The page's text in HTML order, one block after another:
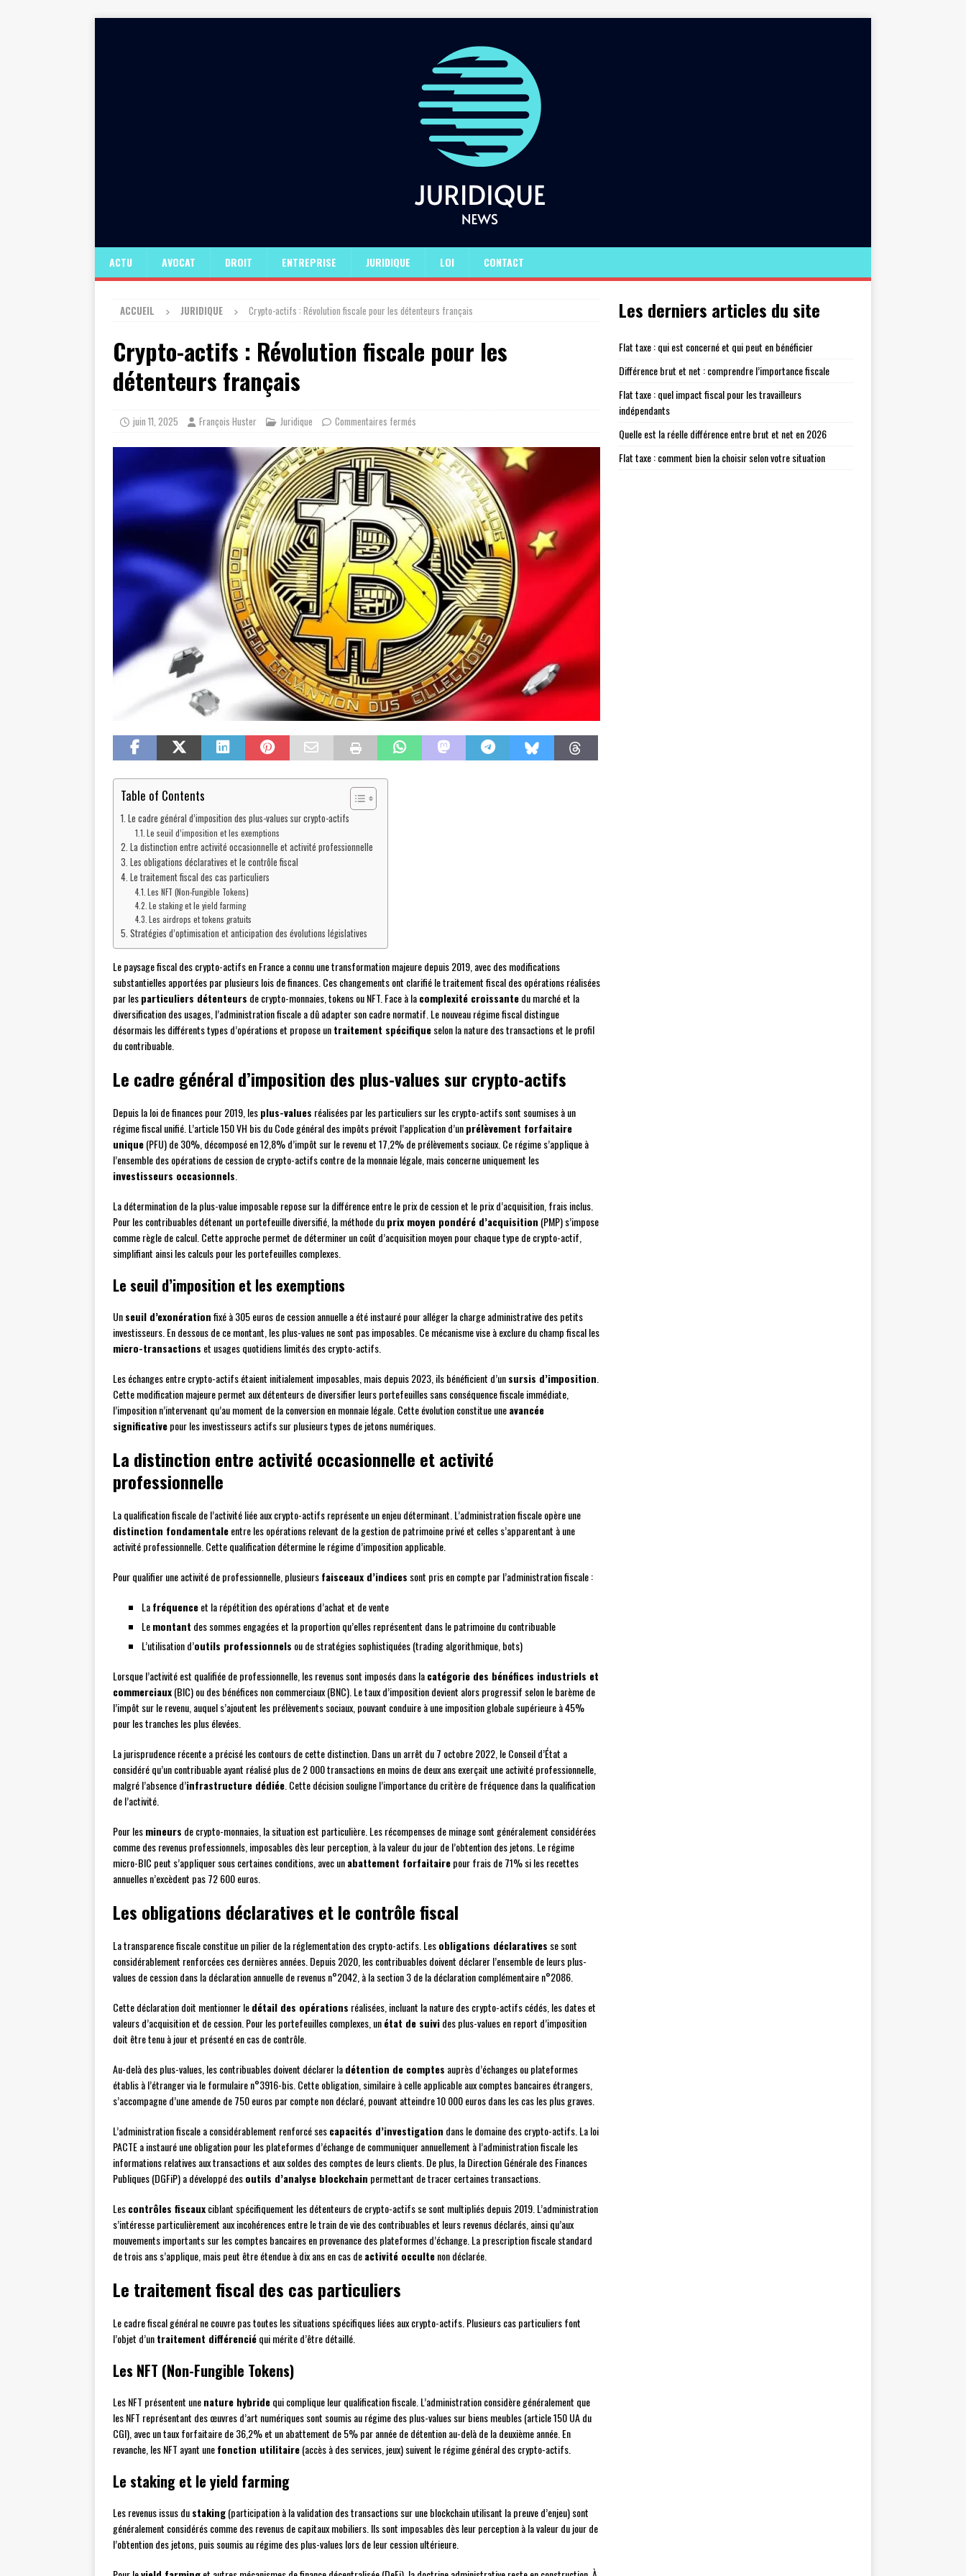
ACTU AVOCAT DROIT ENTREPRISE JURIDIQUE LOI CONTACT
ACCUEIL JURIDIQUE Crypto-actifs : Révolution fiscale pour les détenteurs français
Crypto-actifs : Révolution fiscale pour les
détenteurs français
juin 11, 2025 François Huster Juridique Commentaires fermés
Table of Contents
Le cadre général d’imposition des plus-values sur crypto-actifs
Le seuil d’imposition et les exemptions
La distinction entre activité occasionnelle et activité professionnelle
Les obligations déclaratives et le contrôle fiscal
Le traitement fiscal des cas particuliers
Les NFT (Non-Fungible Tokens)
Le staking et le yield farming
Les airdrops et tokens gratuits
Stratégies d’optimisation et anticipation des évolutions législatives
Le paysage fiscal des crypto-actifs en France a connu une transformation majeure depuis 2019, avec des modifications
substantielles apportées par plusieurs lois de finances. Ces changements ont clarifié le traitement fiscal des opérations réalisées
par lesparticuliers détenteurs de crypto-monnaies, tokens ou NFT. Face à lacomplexité croissantedu marché et la
diversification des usages, l’administration fiscale a dû adapter son cadre normatif. Le nouveau régime fiscal distingue
désormais les différents types d’opérations et propose untraitement spécifiqueselon la nature des transactions et le profil
du contribuable.
Le cadre général d’imposition des plus-values sur crypto-actifs
Depuis la loi de finances pour 2019, lesplus-values réalisées par les particuliers sur les crypto-actifs sont soumises à un
régime fiscal unifié. L’article 150 VH bis du Code général des impôts prévoit l’application d’unprélèvement forfaitaire
unique(PFU) de 30%, décomposé en 12,8% d’impôt sur le revenu et 17,2% de prélèvements sociaux. Ce régime s’applique à
l’ensemble des opérations de cession de crypto-actifs contre de la monnaie légale, mais concerne uniquement les
investisseurs occasionnels
La détermination de la plus-value imposable repose sur la différence entre le prix de cession et le prix d’acquisition, frais inclus.
Pour les contribuables détenant un portefeuille diversifié, la méthode duprix moyen pondéré d’acquisition (PMP) s’impose
comme règle de calcul. Cette approche permet de déterminer un coût d’acquisition moyen pour chaque type de crypto-actif,
simplifiant ainsi les calculs pour les portefeuilles complexes.
Le seuil d’imposition et les exemptions
Unseuil d’exonérationfixé à 305 euros de cession annuelle a été instauré pour alléger la charge administrative des petits
investisseurs. En dessous de ce montant, les plus-values ne sont pas imposables. Ce mécanisme vise à exclure du champ fiscal les
micro-transactions et usages quotidiens limités des crypto-actifs.
Les échanges entre crypto-actifs étaient initialement imposables, mais depuis 2023, ils bénéficient d’unsursis d’imposition
Cette modification majeure permet aux détenteurs de diversifier leurs portefeuilles sans conséquence fiscale immédiate,
l’imposition n’intervenant qu’au moment de la conversion en monnaie légale. Cette évolution constitue uneavancée
significativepour les investisseurs actifs sur plusieurs types de jetons numériques.
La distinction entre activité occasionnelle et activité
professionnelle
La qualification fiscale de l’activité liée aux crypto-actifs représente un enjeu déterminant. L’administration fiscale opère une
distinction fondamentaleentre les opérations relevant de la gestion de patrimoine privé et celles s’apparentant à une
activité professionnelle. Cette qualification détermine le régime d’imposition applicable.
Pour qualifier une activité de professionnelle, plusieursfaisceaux d’indices sont pris en compte par l’administration fiscale :
Lafréquenceet la répétition des opérations d’achat et de vente
Lemontant des sommes engagées et la proportion qu’elles représentent dans le patrimoine du contribuable
L’utilisation d’outils professionnels ou de stratégies sophistiquées (trading algorithmique, bots)
Lorsque l’activité est qualifiée de professionnelle, les revenus sont imposés dans lacatégorie des bénéfices industriels et
commerciaux(BIC) ou des bénéfices non commerciaux (BNC). Le taux d’imposition devient alors progressif selon le barème de
l’impôt sur le revenu, auquel s’ajoutent les prélèvements sociaux, pouvant conduire à une imposition globale supérieure à 45%
pour les tranches les plus élevées.
La jurisprudence récente a précisé les contours de cette distinction. Dans un arrêt du 7 octobre 2022, le Conseil d’État a
considéré qu’un contribuable ayant réalisé plus de 2 000 transactions en moins de deux ans exerçait une activité professionnelle,
malgré l’absence d’infrastructure dédiée . Cette décision souligne l’importance du critère de fréquence dans la qualification
de l’activité.
Pour lesmineurs de crypto-monnaies, la situation est particulière. Les récompenses de minage sont généralement considérées
comme des revenus professionnels, imposables dès leur perception, à la valeur du jour de l’obtention des jetons. Le régime
micro-BIC peut s’appliquer sous certaines conditions, avec unabattement forfaitairepour frais de 71% si les recettes
annuelles n’excèdent pas 72 600 euros.
Les obligations déclaratives et le contrôle fiscal
La transparence fiscale constitue un pilier de la réglementation des crypto-actifs. Lesobligations déclaratives se sont
considérablement renforcées ces dernières années. Depuis 2020, les contribuables doivent déclarer l’ensemble de leurs plus-
values de cession dans la déclaration annuelle de revenus n°2042, à la section 3 de la déclaration complémentaire n°2086.
Cette déclaration doit mentionner ledétail des opérations réalisées, incluant la nature des crypto-actifs cédés, les dates et
valeurs d’acquisition et de cession. Pour les portefeuilles complexes, unétat de suivides plus-values en report d’imposition
doit être tenu à jour et présenté en cas de contrôle.
Au-delà des plus-values, les contribuables doivent déclarer ladétention de comptes auprès d’échanges ou plateformes
établis à l’étranger via le formulaire n°3916-bis. Cette obligation, similaire à celle applicable aux comptes bancaires étrangers,
s’accompagne d’une amende de 750 euros par compte non déclaré, pouvant atteindre 10 000 euros dans les cas les plus graves.
L’administration fiscale a considérablement renforcé sescapacités d’investigation dans le domaine des crypto-actifs. La loi
PACTE a instauré une obligation pour les plateformes d’échange de communiquer annuellement à l’administration fiscale les
informations relatives aux transactions et aux soldes des comptes de leurs clients. De plus, la Direction Générale des Finances
Publiques (DGFiP) a développé desoutils d’analyse blockchain permettant de tracer certaines transactions.
Lescontrôles fiscauxciblant spécifiquement les détenteurs de crypto-actifs se sont multipliés depuis 2019. L’administration
s’intéresse particulièrement aux incohérences entre le train de vie des contribuables et leurs revenus déclarés, ainsi qu’aux
mouvements importants sur les comptes bancaires en provenance des plateformes d’échange. La prescription fiscale standard
de trois ans s’applique, mais peut être étendue à dix ans en cas deactivité occultenon déclarée.
Le traitement fiscal des cas particuliers
Le cadre fiscal général ne couvre pas toutes les situations spécifiques liées aux crypto-actifs. Plusieurs cas particuliers font
l’objet d’untraitement différenciéqui mérite d’être détaillé.
Les NFT (Non-Fungible Tokens)
Les NFT présentent unenature hybridequi complique leur qualification fiscale. L’administration considère généralement que
les NFT représentant des œuvres d’art numériques sont soumis au régime des plus-values sur biens meubles (article 150 UA du
CGI), avec un taux forfaitaire de 36,2% et un abattement de 5% par année de détention au-delà de la deuxième année. En
revanche, les NFT ayant unefonction utilitaire(accès à des services, jeux) suivent le régime général des crypto-actifs.
Le staking et le yield farming
Les revenus issus dustaking(participation à la validation des transactions sur une blockchain utilisant la preuve d’enjeu) sont
généralement considérés comme des revenus de capitaux mobiliers. Ils sont imposables dès leur perception à la valeur du jour de
l’obtention des jetons, puis soumis au régime des plus-values lors de leur cession ultérieure.
Les derniers articles du site
Flat taxe : qui est concerné et qui peut en bénéficier
Différence brut et net : comprendre l’importance fiscale
Flat taxe : quel impact fiscal pour les travailleurs
indépendants
Quelle est la réelle différence entre brut et net en 2026
Flat taxe : comment bien la choisir selon votre situation